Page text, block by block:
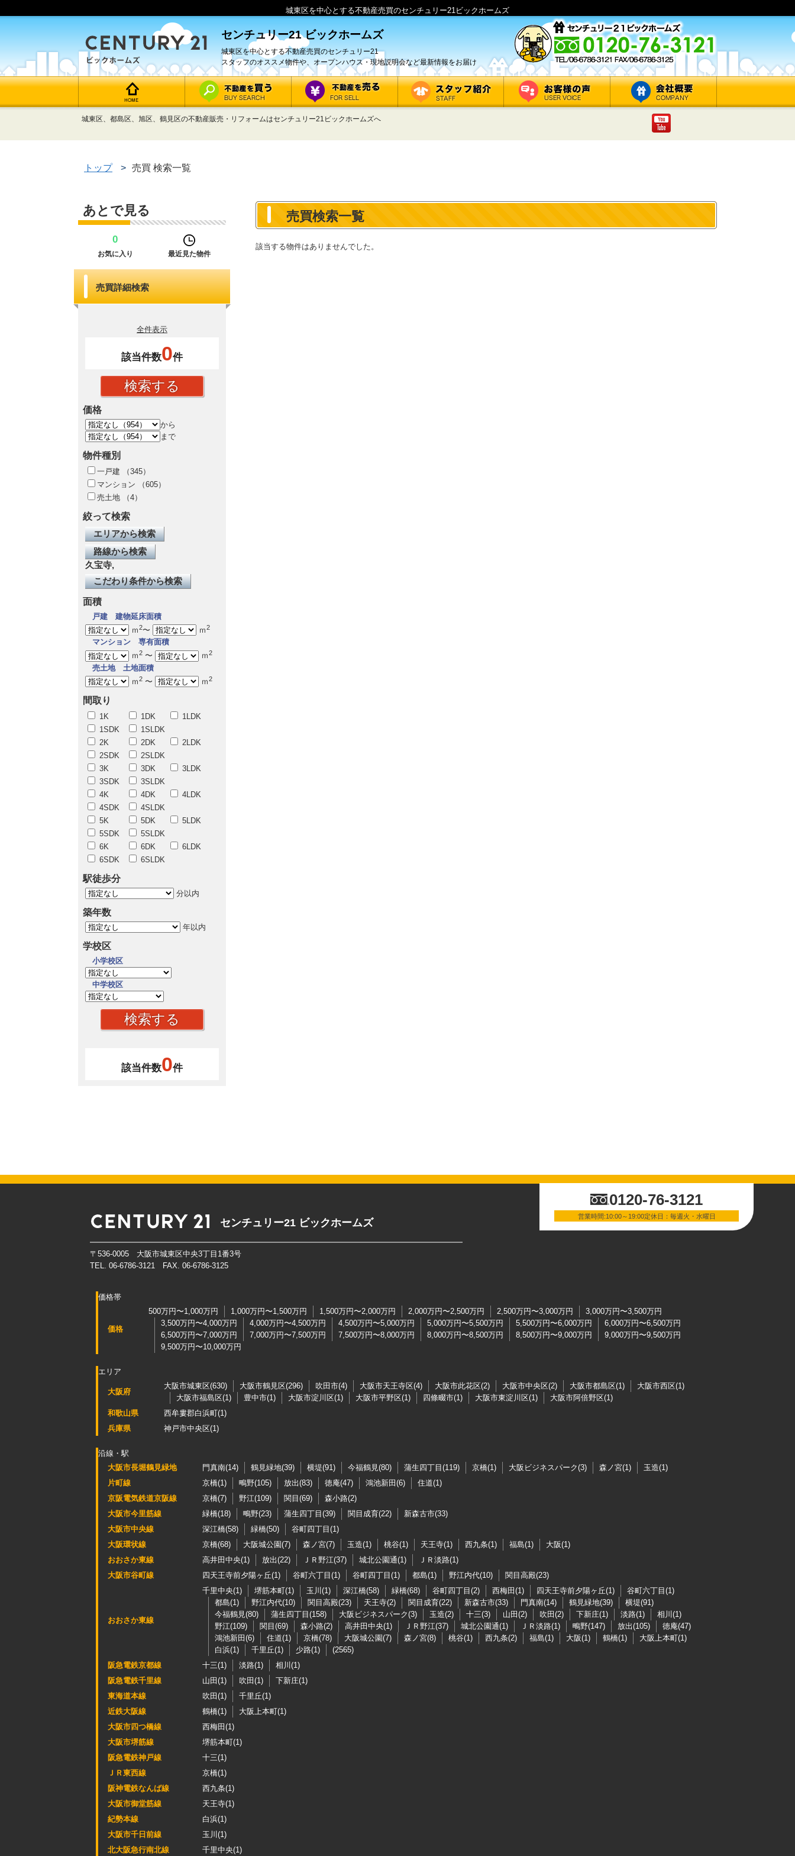
城東区を中心とする不動産売買のセンチュリー21
スタッフのオススメ物件や、オープンハウス・現地説明会など最新情報をお届け
センチュリー21 ビックホームズ
城東区を中心とする不動産売買のセンチュリー21ビックホームズ
城東区、都島区、旭区、鶴見区の不動産販売・リフォームはセンチュリー21ビックホームズへ
トップ > 売買 検索一覧
売買検索一覧
該当する物件はありませんでした。
あとで見る
0
お気に入り 最近見た物件
売買詳細検索
全件表示
該当件数0件
価格
から
まで
物件種別
一戸建 （345）
マンション （605）
売土地 （4）
絞って検索
エリアから検索
路線から検索
久宝寺,
こだわり条件から検索
面積
戸建 建物延床面積
ｍ2〜 ｍ2
マンション 専有面積
ｍ2 〜 ｍ2
売土地土地面積
ｍ2 〜 ｍ2
間取り
1K 1DK
1LDK
1SDK
1SLDK
2K
2DK
2LDK
2SDK
2SLDK
3K
3DK
3LDK
3SDK
3SLDK
4K
4DK
4LDK
4SDK
4SLDK
5K
5DK
5LDK
5SDK
5SLDK
6K
6DK
6LDK
6SDK
6SLDK
駅徒歩分
分以内
築年数
年以内
学校区
小学校区
中学校区
該当件数0件
センチュリー21 ビックホームズ
〒536-0005 大阪市城東区中央3丁目1番3号
TEL. 06-6786-3121 FAX. 06-6786-3125
0120-76-3121
営業時間:10:00～19:00定休日：毎週火・水曜日
価格帯
価格
500万円〜1,000万円 1,000万円〜1,500万円 1,500万円〜2,000万円 2,000万円〜2,500万円 2,500万円〜3,000万円
3,000万円〜3,500万円
3,500万円〜4,000万円
4,000万円〜4,500万円 4,500万円〜5,000万円 5,000万円〜5,500万円 5,500万円〜6,000万円
6,000万円〜6,500万円
6,500万円〜7,000万円
7,000万円〜7,500万円 7,500万円〜8,000万円 8,000万円〜8,500万円 8,500万円〜9,000万円
9,000万円〜9,500万円
9,500万円〜10,000万円
エリア
大阪府
大阪市城東区(630) 大阪市鶴見区(296) 吹田市(4) 大阪市天王寺区(4) 大阪市此花区(2) 大阪市中央区(2) 大阪市都島区(1)
大阪市西区(1)
大阪市福島区(1)
豊中市(1) 大阪市淀川区(1) 大阪市平野区(1) 四條畷市(1) 大阪市東淀川区(1)
大阪市阿倍野区(1)
和歌山県
西牟婁郡白浜町(1)
兵庫県
神戸市中央区(1)
沿線・駅
大阪市長堀鶴見緑地
門真南(14) 鶴見緑地(39) 横堤(91) 今福鶴見(80) 蒲生四丁目(119) 京橋(1) 大阪ビジネスパーク(3) 森ノ宮(1)
玉造(1)
片町線
京橋(1) 鴫野(105) 放出(83) 徳庵(47) 鴻池新田(6)
住道(1)
京阪電気鉄道京阪線
京橋(7) 野江(109) 関目(69)
森小路(2)
大阪市今里筋線
緑橋(18) 鴫野(23) 蒲生四丁目(39) 関目成育(22)
新森古市(33)
大阪市中央線
深江橋(58) 緑橋(50)
谷町四丁目(1)
大阪環状線
京橋(68) 大阪城公園(7) 森ノ宮(7) 玉造(1) 桃谷(1) 天王寺(1) 西九条(1) 福島(1)
大阪(1)
おおさか東線
高井田中央(1) 放出(22) ＪＲ野江(37) 城北公園通(1)
ＪＲ淡路(1)
大阪市谷町線
四天王寺前夕陽ヶ丘(1) 谷町六丁目(1) 谷町四丁目(1) 都島(1) 野江内代(10) 関目高殿(23)
おおさか東線
千里中央(1) 堺筋本町(1) 玉川(1) 深江橋(58) 緑橋(68) 谷町四丁目(2) 西梅田(1) 四天王寺前夕陽ヶ丘(1)
谷町六丁目(1)
都島(1)
野江内代(10) 関目高殿(23) 天王寺(2) 関目成育(22) 新森古市(33) 門真南(14) 鶴見緑地(39)
横堤(91)
今福鶴見(80)
蒲生四丁目(158) 大阪ビジネスパーク(3) 玉造(2) 十三(3) 山田(2) 吹田(2) 下新庄(1) 淡路(1)
相川(1)
野江(109)
関目(69) 森小路(2) 高井田中央(1) ＪＲ野江(37) 城北公園通(1) ＪＲ淡路(1) 鴫野(147) 放出(105)
徳庵(47)
鴻池新田(6)
住道(1) 京橋(78) 大阪城公園(7) 森ノ宮(8) 桃谷(1) 西九条(2) 福島(1) 大阪(1) 鶴橋(1)
大阪上本町(1)
白浜(1)
千里丘(1) 少路(1)
(2565)
阪急電鉄京都線
十三(1) 淡路(1)
相川(1)
阪急電鉄千里線
山田(1) 吹田(1)
下新庄(1)
東海道本線
吹田(1)
千里丘(1)
近鉄大阪線
鶴橋(1)
大阪上本町(1)
大阪市四つ橋線
西梅田(1)
大阪市堺筋線
堺筋本町(1)
阪急電鉄神戸線
十三(1)
ＪＲ東西線
京橋(1)
阪神電鉄なんば線
西九条(1)
大阪市御堂筋線
天王寺(1)
紀勢本線
白浜(1)
大阪市千日前線
玉川(1)
北大阪急行南北線
千里中央(1)